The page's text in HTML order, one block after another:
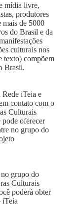
mídia livre,
produtores
mais de 5000
do Brasil e da
culturais nos
texto) compõem
Brasil.
Rede iTeia e
contato com o
Culturais
pode oferecer
no grupo do
no grupo do
Culturais
poderá obter
iTeia